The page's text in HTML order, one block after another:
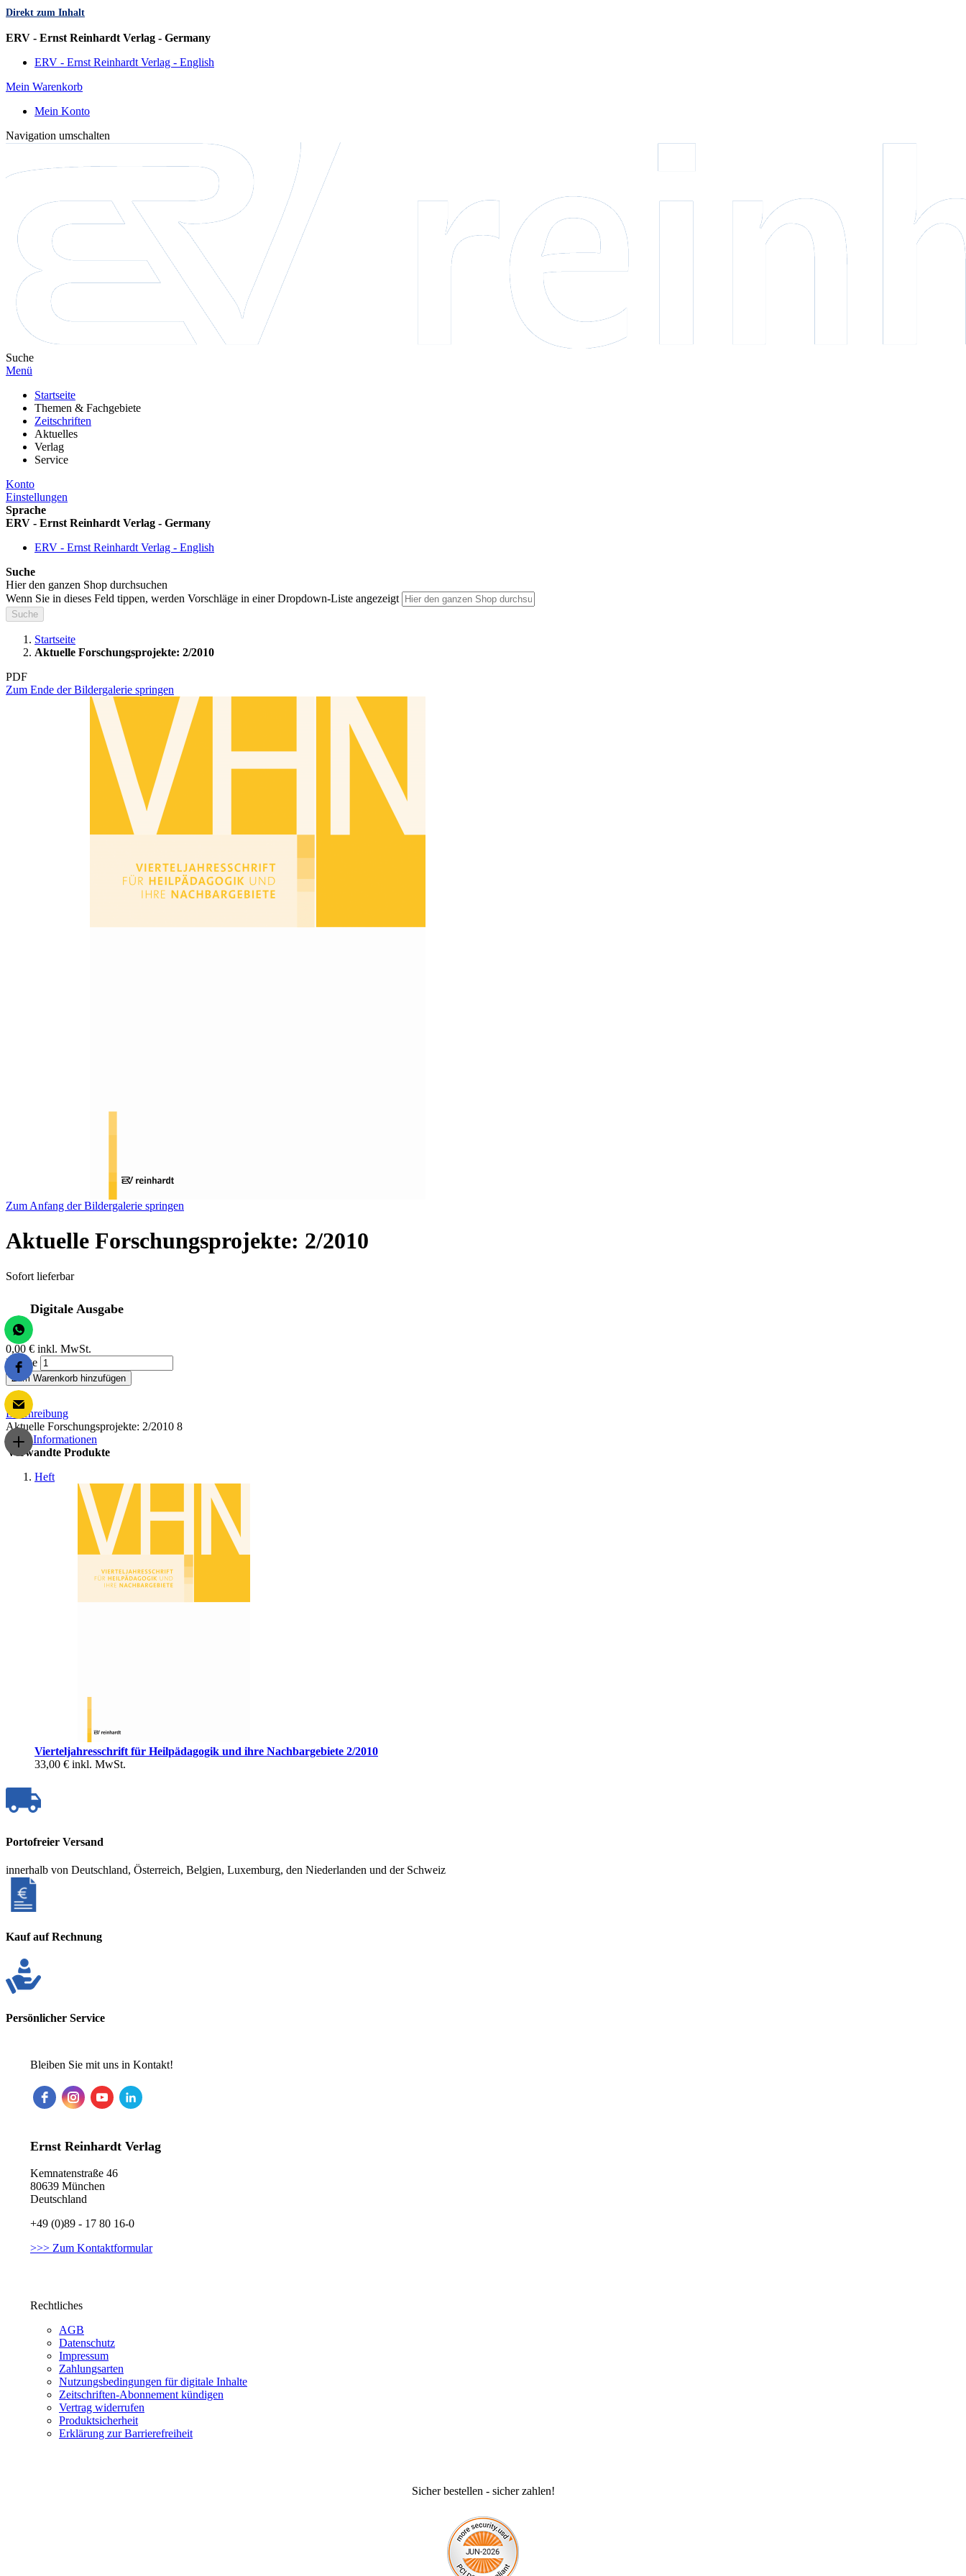
Direkt zum Inhalt
ERV - Ernst Reinhardt Verlag - Germany
ERV - Ernst Reinhardt Verlag - English
Mein Warenkorb
Mein Konto
Navigation umschalten
Suche
Menü
Startseite
Themen & Fachgebiete
Zeitschriften
Aktuelles
Verlag
Service
Konto
Einstellungen
Sprache
ERV - Ernst Reinhardt Verlag - Germany
ERV - Ernst Reinhardt Verlag - English
Suche
Hier den ganzen Shop durchsuchen
Wenn Sie in dieses Feld tippen, werden Vorschläge in einer Dropdown-Liste angezeigt
Suche
Startseite
Aktuelle Forschungsprojekte: 2/2010
PDF
Zum Ende der Bildergalerie springen
Zum Anfang der Bildergalerie springen
Aktuelle Forschungsprojekte: 2/2010
Sofort lieferbar
Digitale Ausgabe
0,00 € inkl. MwSt.
Menge
Zum Warenkorb hinzufügen
Beschreibung
Aktuelle Forschungsprojekte: 2/2010 8
Mehr Informationen
Verwandte Produkte
Heft
Vierteljahresschrift für Heilpädagogik und ihre Nachbargebiete 2/2010
33,00 € inkl. MwSt.
Portofreier Versand
innerhalb von Deutschland, Österreich, Belgien, Luxemburg, den Niederlanden und der Schweiz
Kauf auf Rechnung
Persönlicher Service
Bleiben Sie mit uns in Kontakt!
Ernst Reinhardt Verlag
Kemnatenstraße 46
80639 München
Deutschland
+49 (0)89 - 17 80 16-0
>>> Zum Kontaktformular
Rechtliches
AGB
Datenschutz
Impressum
Zahlungsarten
Nutzungsbedingungen für digitale Inhalte
Zeitschriften-Abonnement kündigen
Vertrag widerrufen
Produktsicherheit
Erklärung zur Barrierefreiheit
Sicher bestellen - sicher zahlen!